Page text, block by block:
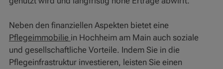
Neben den finanziellen Aspekten bietet eine
Pflegeimmobilie in Hochheim am Main auch soziale
und gesellschaftliche Vorteile. Indem Sie in die
Pflegeinfrastruktur investieren, leisten Sie einen